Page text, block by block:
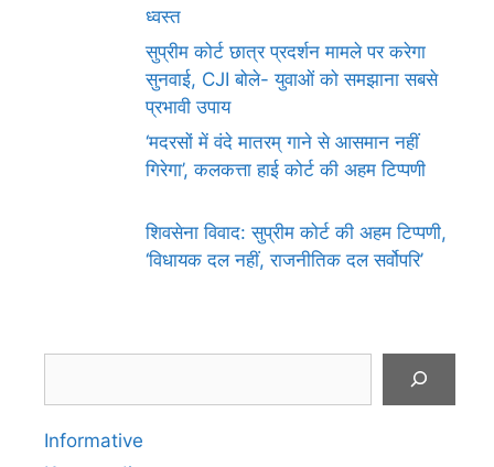
ध्वस्त
सुप्रीम कोर्ट छात्र प्रदर्शन मामले पर करेगा
सुनवाई, CJI बोले- युवाओं को समझाना सबसे
प्रभावी उपाय
‘मदरसों में वंदे मातरम् गाने से आसमान नहीं
गिरेगा’, कलकत्ता हाई कोर्ट की अहम टिप्पणी
शिवसेना विवाद: सुप्रीम कोर्ट की अहम टिप्पणी,
‘विधायक दल नहीं, राजनीतिक दल सर्वोपरि’
Informative